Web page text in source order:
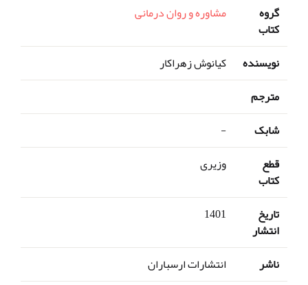
گروه
کتاب
مشاوره و روان درمانی
نویسنده
کیانوش زهراکار
مترجم
شابک
-
قطع
کتاب
وزیری
تاریخ
انتشار
1401
ناشر
انتشارات ارسباران